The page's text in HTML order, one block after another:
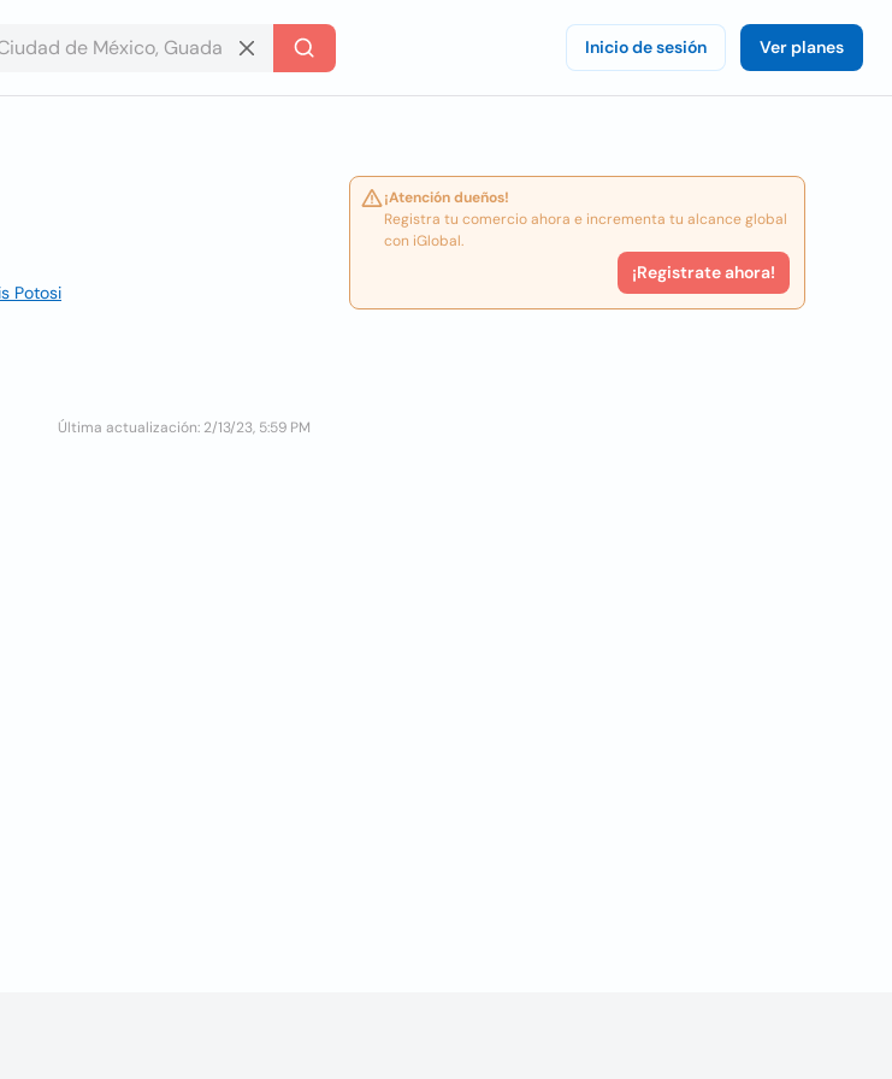
Inicio de sesión Ver planes
Potosi
Última actualización: 2/13/23, 5:59 PM
¡Atención dueños!
Registra tu comercio ahora e incrementa tu alcance global
con iGlobal.
¡Registrate ahora!